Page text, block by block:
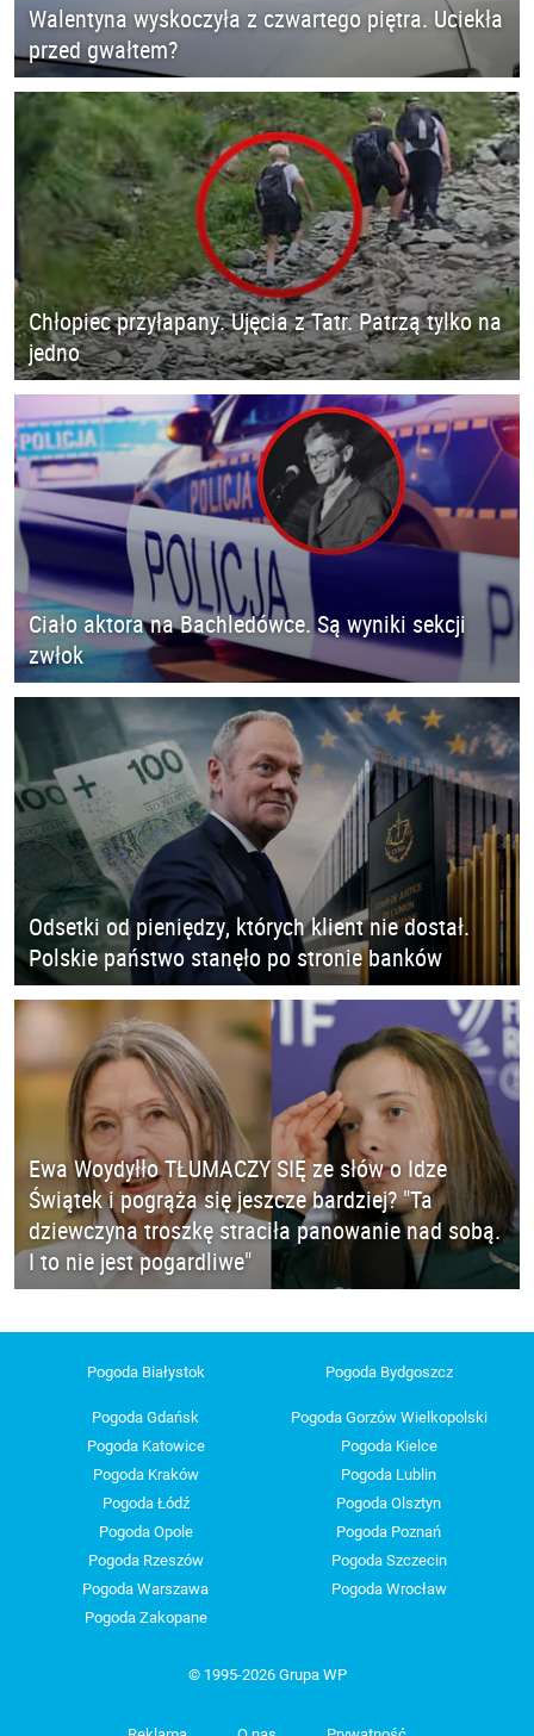
Walentyna wyskoczyła z czwartego piętra. Uciekła
przed gwałtem?
Chłopiec przyłapany. Ujęcia z Tatr. Patrzą tylko na
jedno
Ciało aktora na Bachledówce. Są wyniki sekcji
zwłok
Odsetki od pieniędzy, których klient nie dostał.
Polskie państwo stanęło po stronie banków
Ewa Woydyłło TŁUMACZY SIĘ ze słów o Idze
Świątek i pogrąża się jeszcze bardziej? "Ta
dziewczyna troszkę straciła panowanie nad sobą.
I to nie jest pogardliwe"
Pogoda Białystok Pogoda Bydgoszcz
Pogoda Gdańsk
Pogoda Gorzów Wielkopolski
Pogoda Katowice
Pogoda Kielce
Pogoda Kraków
Pogoda Lublin
Pogoda Łódź
Pogoda Olsztyn
Pogoda Opole
Pogoda Poznań
Pogoda Rzeszów
Pogoda Szczecin
Pogoda Warszawa
Pogoda Wrocław
Pogoda Zakopane
© 1995-2026 Grupa WP